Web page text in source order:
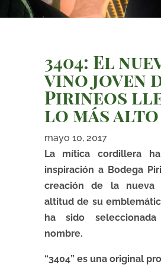
3404: El
vino joven
Pirineos
lo más alto
mayo 10, 2017
La mítica cordillera
inspiración a Bodega
creación de la nueva
altitud de su
ha sido
nombre.
“3404” es una original